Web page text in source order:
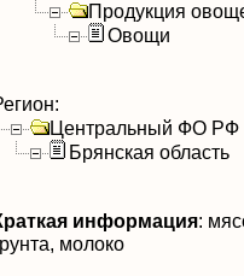
Продукция
Овощи
Центральный ФО РФ
Брянская область
информация:
молоко